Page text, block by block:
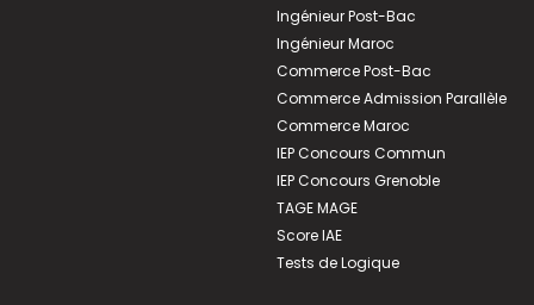
Ingénieur Post-Bac
Ingénieur Maroc
Commerce Post-Bac
Commerce Admission Parallèle
Commerce Maroc
IEP Concours Commun
IEP Concours Grenoble
TAGE MAGE
Score IAE
Tests de Logique